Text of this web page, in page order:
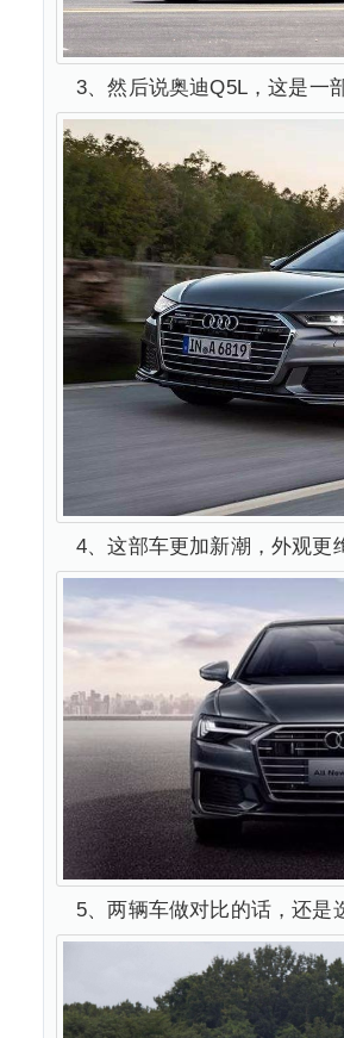
3、然后说奥迪Q5L，这是一
4、这部车更加新潮，外观更
5、两辆车做对比的话，还是